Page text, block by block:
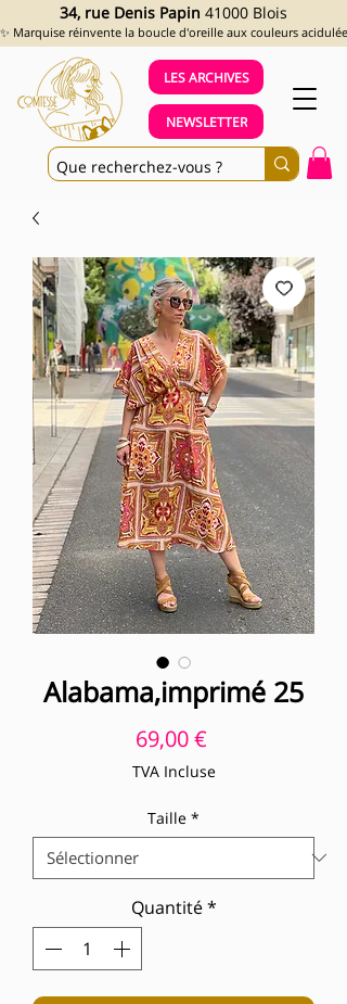
LES ARCHIVES
NEWSLETTER
34, rue Denis Papin 41000 Blois
✨ Marquise réinvente la boucle d'oreille aux couleurs
Alabama,imprimé 25
69,00 €Prix
TVA Incluse
Taille *
Quantité *